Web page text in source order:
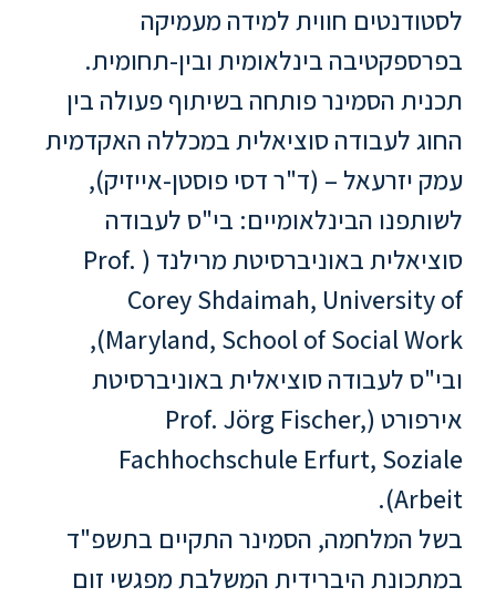
לימודי
חוץ
והמשך
מתעניינים
בוגרים
סגל
שכר
מחקר
והוראה
לסטודנטים חווית למידה מעמיקה
בפרספקטיבה בינלאומית ובין-תחומית.
תכנית הסמינר פותחה בשיתוף פעולה בין
החוג לעבודה סוציאלית במכללה האקדמית
עמק יזרעאל – (ד"ר דסי פוסטן-אייזיק),
לשותפנו הבינלאומיים: בי"ס לעבודה
סוציאלית באוניברסיטת מרילנד ( Prof.
Corey Shdaimah, University of
Maryland, School of Social Work),
ובי"ס לעבודה סוציאלית באוניברסיטת
אירפורט (Prof. Jörg Fischer,
Fachhochschule Erfurt, Soziale
Arbeit).
בשל המלחמה, הסמינר התקיים בתשפ"ד
במתכונת היברידית המשלבת מפגשי זום